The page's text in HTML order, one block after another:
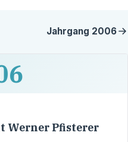
Jahrgang 2006
Werner Pfisterer